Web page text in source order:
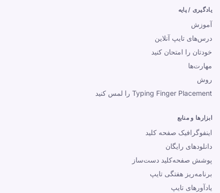
قیمت گذاری
درس‌های تایپ آنلاین
تمرین تایپ
TypeLab
یادگیری / پایه
آموزش
درس‌های تایپ آنلاین
خودتان را امتحان کنید
مهارت‌ها
روش
Typing Finger Placement را لمس کنید
ابزارها و منابع
اینفوگرافیک صفحه کلید
دانلودهای رایگان
پوشش صفحه‌کلید دست‌ساز
برنامه‌ریز هفتگی تایپ
یادآورهای تایپ